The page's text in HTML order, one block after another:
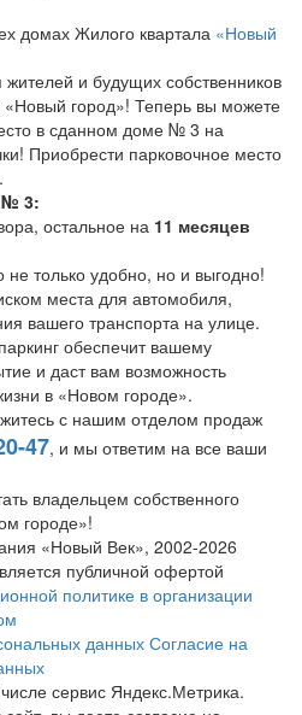
домах Жилого квартала «Новый
и будущих собственников
«Новый город»! Теперь вы можете
в сданном доме № 3 на
Приобрести парковочное место
№ 3:
остальное на 11 месяцев
только удобно, но и выгодно!
места для автомобиля,
вашего транспорта на улице.
обеспечит вашему
и даст вам возможность
в «Новом городе».
с нашим отделом продаж
47, и мы ответим на все ваши
владельцем собственного
городе»!
«Новый Век», 2002-2026
публичной офертой
политике в организации
данныхСогласие на
сервис Яндекс.Метрика.